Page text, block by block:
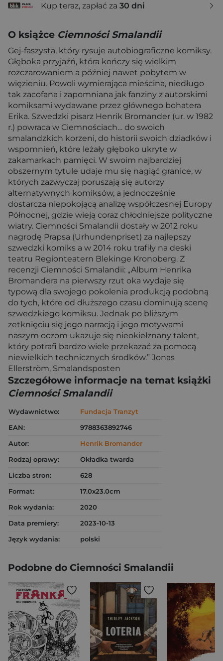
Kup teraz, zapłać za 30 dni
O książce Ciemności Smalandii
Gej-faszysta, który rysuje autobiograficzne komiksy.
Głęboka przyjaźń, która kończy się wielkim
rozczarowaniem a później nawet pobytem w
więzieniu. Powoli wymierająca mieścina, niedługo
tak zacofana i zapomniana jak fanziny z autorskimi
komiksami wydawane przez głównego bohatera
Erika. Szwedzki pisarz Henrik Bromander (ur. w 1982
r.) powraca w Ciemnościach… do swoich
smalandzkich korzeni, do historii swoich dziadków i
wspomnień, które leżały głęboko ukryte w
zakamarkach pamięci. W swoim najbardziej
obszernym tytule udaje mu się nagiąć granice, w
których zazwyczaj poruszają się autorzy
alternatywnych komiksów, a jednocześnie
dostarcza niepokojącą analizę współczesnej Europy
Północnej, gdzie wieją coraz chłodniejsze polityczne
wiatry. Ciemności Smalandii dostały w 2012 roku
nagrodę Prapsa (Urhundenpriset) za najlepszy
szwedzki komiks a w 2014 roku trafiły na deski
teatru Regionteatern Blekinge Kronoberg. Z
recenzji Ciemności Smalandii: „Album Henrika
Bromandera na pierwszy rzut oka wydaje się
typową dla swojego pokolenia produkcją podobną
do tych, które od dłuższego czasu dominują scenę
szwedzkiego komiksu. Jednak po bliższym
zetknięciu się jego narracją i jego motywami
naszym oczom ukazuje się nieokiełznany talent,
który potrafi bardzo wiele przekazać za pomocą
niewielkich technicznych środków.” Jonas
Ellerström, Smalandsposten
Szczegółowe informacje na temat książki
Ciemności Smalandii
Wydawnictwo:
Fundacja Tranzyt
EAN:
9788363892746
Autor:
Henrik Bromander
Rodzaj oprawy:
Okładka twarda
Liczba stron:
628
Format:
17.0x23.0cm
Rok wydania:
2020
Data premiery:
2023-10-13
Język wydania:
polski
Podobne do Ciemności Smalandii